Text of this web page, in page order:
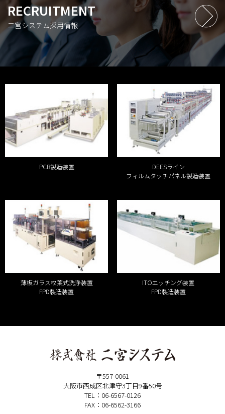
RECRUITMENT
二宮システム採用情報
PCB製造装置
DEESライン
フィルムタッチパネル製造装置
薄板ガラス枚葉式洗浄装置
FPD製造装置
ITOエッチング装置
FPD製造装置
〒557-0061
大阪市西成区北津守3丁目9番50号
TEL：06-6567-0126
FAX：06-6562-3166